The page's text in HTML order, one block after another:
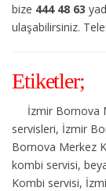
bize 444 48 63
ulaşabilirsiniz.
Etiketler;
İzmir Bornova
servisleri, İzmir
Bornova Merkez
kombi servisi,
Kombi servisi,